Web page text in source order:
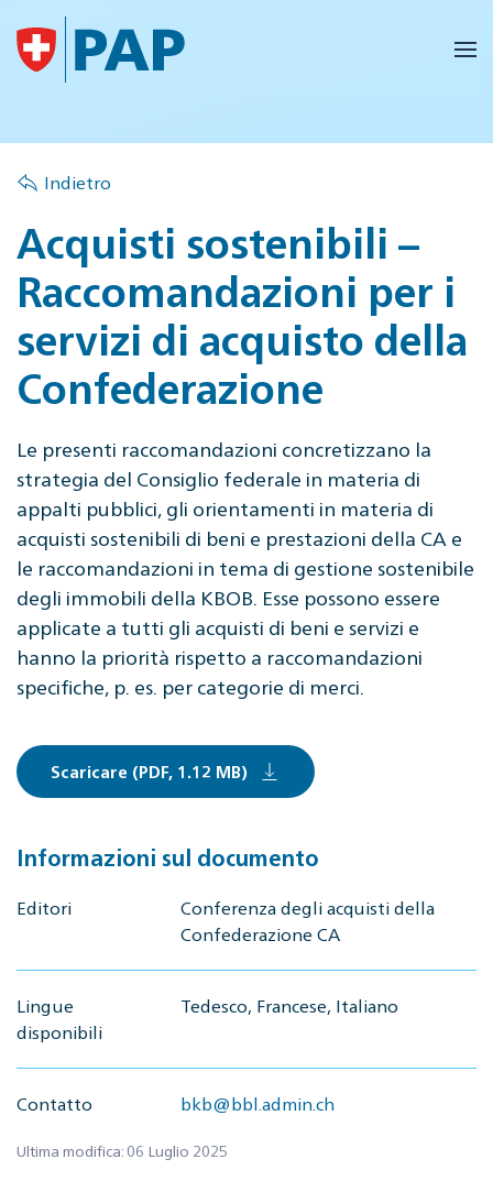
Skip to main content
Indietro
Acquisti sostenibili –
Raccomandazioni per i
servizi di acquisto della
Confederazione
Le presenti raccomandazioni concretizzano la
strategia del Consiglio federale in materia di
appalti pubblici, gli orientamenti in materia di
acquisti sostenibili di beni e prestazioni della CA e
le raccomandazioni in tema di gestione sostenibile
degli immobili della KBOB. Esse possono essere
applicate a tutti gli acquisti di beni e servizi e
hanno la priorità rispetto a raccomandazioni
specifiche, p. es. per categorie di merci.
Scaricare (PDF, 1.12 MB)
Informazioni sul documento
Editori
Conferenza degli acquisti della
Confederazione CA
Lingue
disponibili
Tedesco, Francese, Italiano
Contatto bkb@bbl.admin.ch
Ultima modifica: 06 Luglio 2025